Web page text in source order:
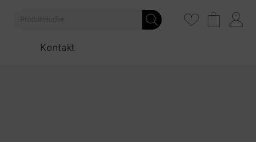
Kontakt